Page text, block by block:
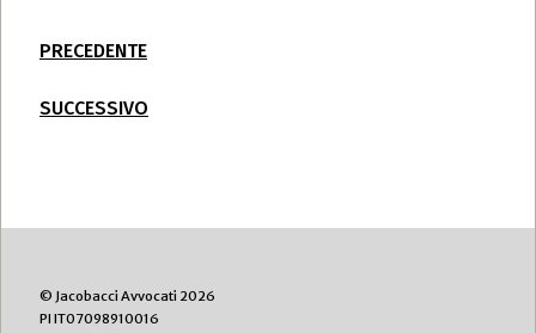
PRECEDENTE
SUCCESSIVO
© Jacobacci Avvocati 2026
PI IT07098910016